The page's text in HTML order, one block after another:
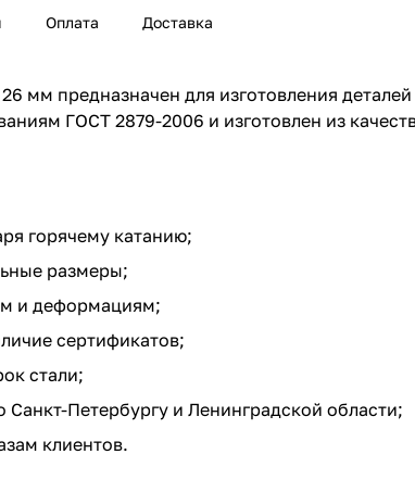
Оплата Доставка
мм предназначен для изготовления
ГОСТ 2879-2006 и изготовлен из
горячему катанию;
размеры;
и деформациям;
сертификатов;
стали;
Петербургу и Ленинградской области;
клиентов.